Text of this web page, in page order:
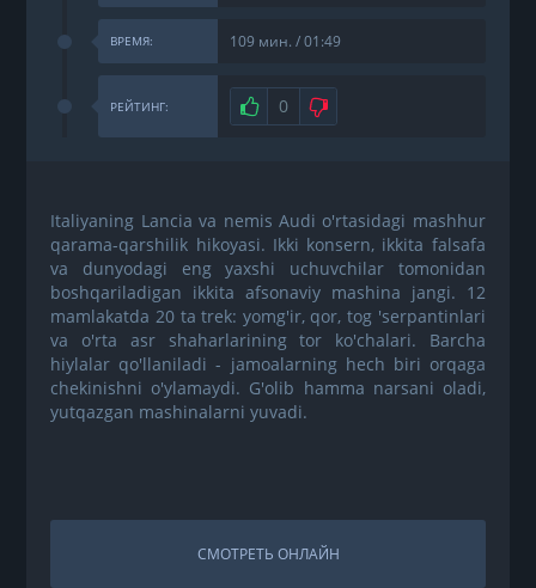
ВРЕМЯ: 109 мин. / 01:49
РЕЙТИНГ: Нравится
0 Не нравится
Italiyaning Lancia va nemis Audi o'rtasidagi mashhur
qarama-qarshilik hikoyasi. Ikki konsern, ikkita falsafa
va dunyodagi eng yaxshi uchuvchilar tomonidan
boshqariladigan ikkita afsonaviy mashina jangi. 12
mamlakatda 20 ta trek: yomg'ir, qor, tog 'serpantinlari
va o'rta asr shaharlarining tor ko'chalari. Barcha
hiylalar qo'llaniladi - jamoalarning hech biri orqaga
chekinishni o'ylamaydi. G'olib hamma narsani oladi,
yutqazgan mashinalarni yuvadi.
СМОТРЕТЬ ОНЛАЙН